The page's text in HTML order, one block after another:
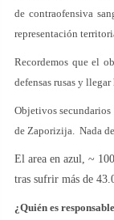
de contraofensiva
representación
Recordemos que el
defensas rusas y
Objetivos secundarios
de Zaporizija. Nada
El area en azul, ~
tras sufrir más de
¿Quién es